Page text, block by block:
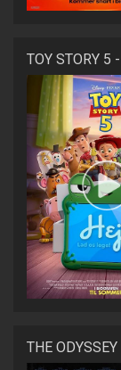
TOY STORY 5
THE ODYSSEY